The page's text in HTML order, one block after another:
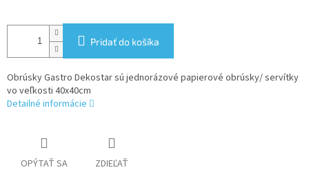
Pridať do košíka
Obrúsky Gastro Dekostar sú jednorázové papierové obrúsky/ servítky
vo veľkosti 40x40cm
Detailné informácie
OPÝTAŤ SA ZDIEĽAŤ